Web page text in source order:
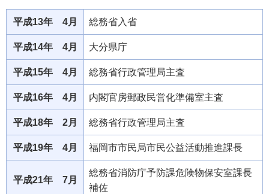
平成13年 4月 総務省入省
平成14年 4月 大分県庁
平成15年 4月 総務省行政管理局主査
平成16年 4月 内閣官房郵政民営化準備室主査
平成18年 2月 総務省行政管理局主査
平成19年 4月 福岡市市民局市民公益活動推進課長
平成21年 7月
総務省消防庁予防課危険物保安室課長
補佐